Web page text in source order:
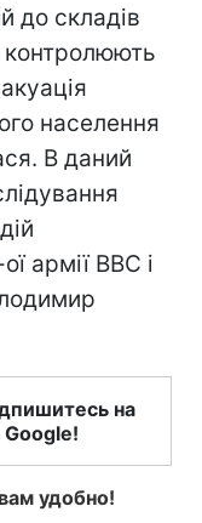
до складів
населення
В даний
армії ВВС і
на
удобно!